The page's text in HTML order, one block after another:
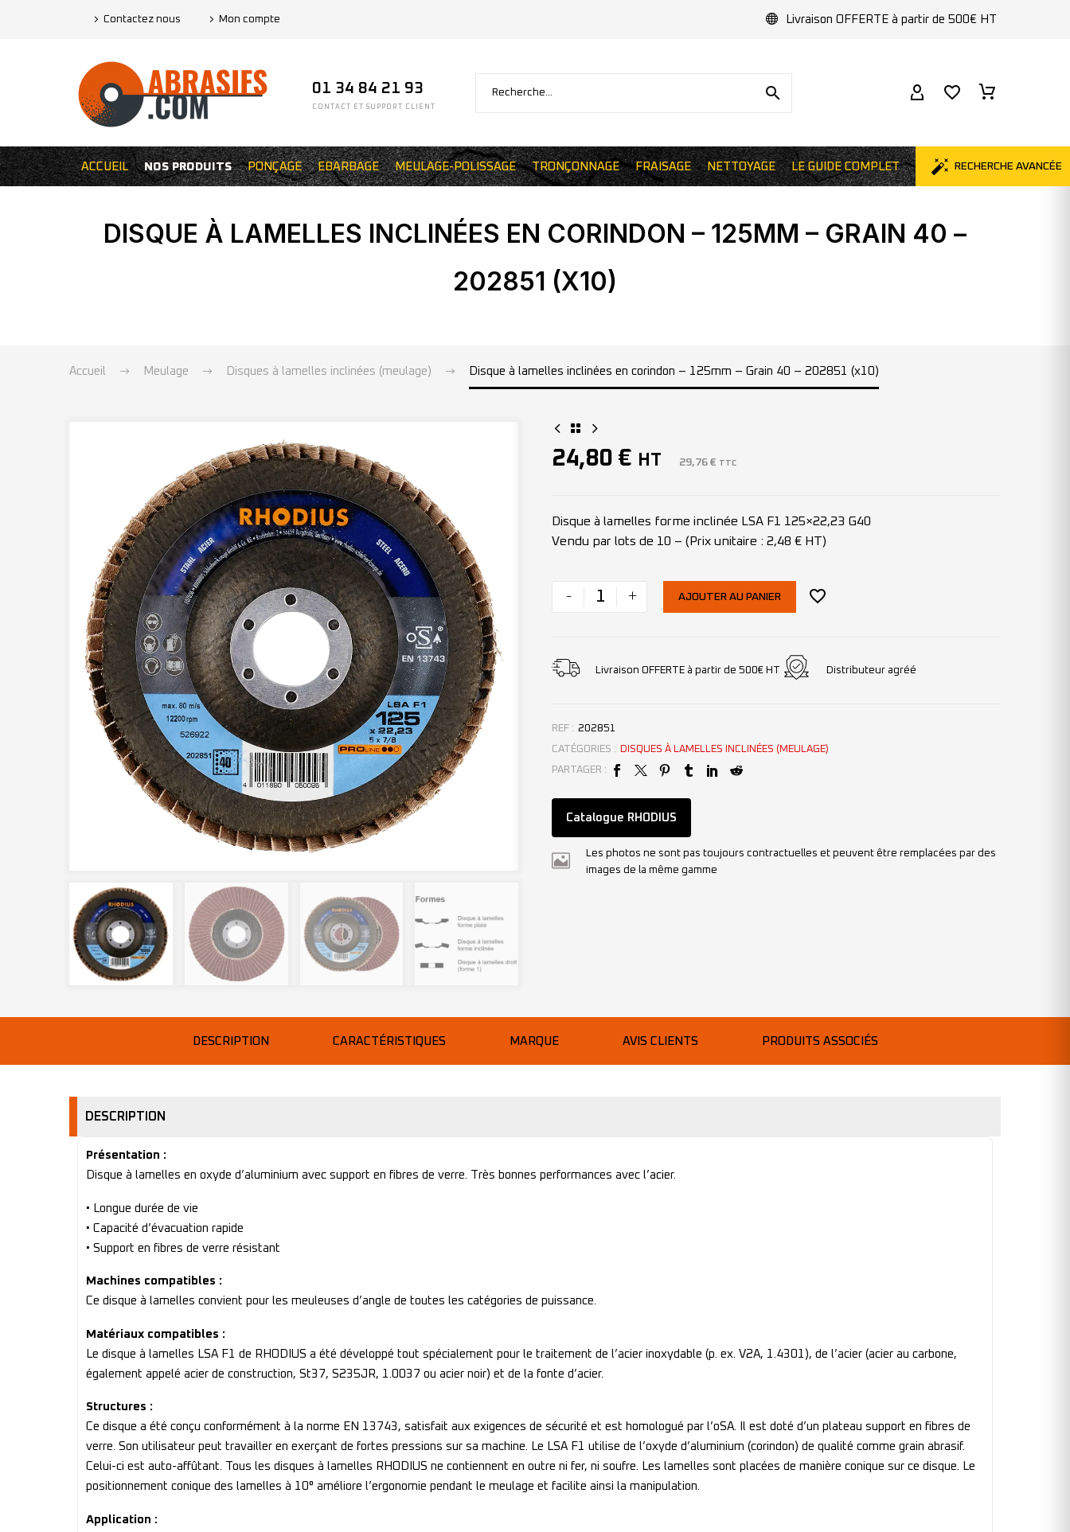
Contactez nous Mon compte Livraison OFFERTE à partir de 500€ HT
01 34 84 21 93
CONTACT ET SUPPORT CLIENT
ACCUEIL NOS PRODUITS PONÇAGE EBARBAGE MEULAGE-POLISSAGE TRONÇONNAGE FRAISAGE NETTOYAGE LE GUIDE COMPLET RECHERCHE AVANCÉE
DISQUE À LAMELLES INCLINÉES EN CORINDON – 125MM – GRAIN 40 –
202851 (X10)
Accueil Meulage Disques à lamelles inclinées (meulage) Disque à lamelles inclinées en corindon – 125mm – Grain 40 – 202851 (x10)
24,80 € HT 29,76 € TTC
Disque à lamelles forme inclinée LSA F1 125×22,23 G40
Vendu par lots de 10 – (Prix unitaire : 2,48 € HT)
- + AJOUTER AU PANIER
Livraison OFFERTE à partir de 500€ HT Distributeur agréé
REF : 202851
CATÉGORIES :
DISQUES À LAMELLES INCLINÉES (MEULAGE)
PARTAGER :
Catalogue RHODIUS
Les photos ne sont pas toujours contractuelles et peuvent être remplacées par des
images de la même gamme
DESCRIPTION CARACTÉRISTIQUES MARQUE AVIS CLIENTS PRODUITS ASSOCIÉS
DESCRIPTION
Présentation :
Disque à lamelles en oxyde d’aluminium avec support en fibres de verre. Très bonnes performances avec l’acier.
• Longue durée de vie
• Capacité d’évacuation rapide
• Support en fibres de verre résistant
Machines compatibles :
Ce disque à lamelles convient pour les meuleuses d’angle de toutes les catégories de puissance.
Matériaux compatibles :
Le disque à lamelles LSA F1 de RHODIUS a été développé tout spécialement pour le traitement de l’acier inoxydable (p. ex. V2A, 1.4301), de l’acier (acier au carbone,
également appelé acier de construction, St37, S235JR, 1.0037 ou acier noir) et de la fonte d’acier.
Structures :
Ce disque a été conçu conformément à la norme EN 13743, satisfait aux exigences de sécurité et est homologué par l’oSA. Il est doté d’un plateau support en fibres de
verre. Son utilisateur peut travailler en exerçant de fortes pressions sur sa machine. Le LSA F1 utilise de l’oxyde d’aluminium (corindon) de qualité comme grain abrasif.
Celui-ci est auto-affûtant. Tous les disques à lamelles RHODIUS ne contiennent en outre ni fer, ni soufre. Les lamelles sont placées de manière conique sur ce disque. Le
positionnement conique des lamelles à 10° améliore l’ergonomie pendant le meulage et facilite ainsi la manipulation.
Application :